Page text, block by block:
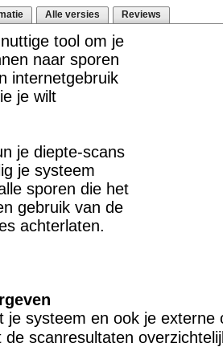
Alle versies Reviews
tool om je
naar sporen
internetgebruik
je wilt
je diepte-scans
je systeem
sporen die het
gebruik van de
achterlaten.
je systeem en ook je externe
de scanresultaten